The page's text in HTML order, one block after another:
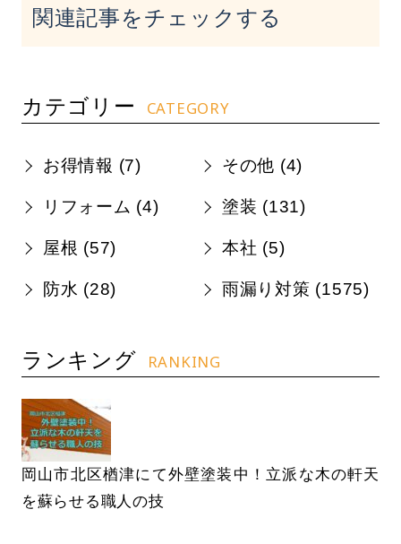
関連記事をチェックする
カテゴリー CATEGORY
お得情報 (7) その他 (4)
リフォーム (4) 塗装 (131)
屋根 (57) 本社 (5)
防水 (28) 雨漏り対策 (1575)
ランキング RANKING
岡山市北区楢津にて外壁塗装中！立派な木の軒天
を蘇らせる職人の技